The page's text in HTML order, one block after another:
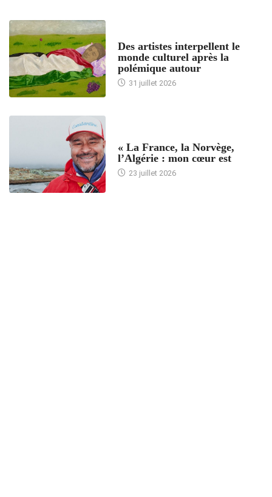
Des artistes interpellent le
monde culturel après la
polémique autour
31 juillet 2026
« La France, la Norvège,
l’Algérie : mon cœur est
23 juillet 2026